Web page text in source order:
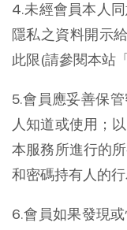
4.未經會員本人
隱私之資料開示
此限(請參閱本站
5.會員應妥善保
人知道或使用；
本服務所進行的
和密碼持有人的行
6.會員如果發現